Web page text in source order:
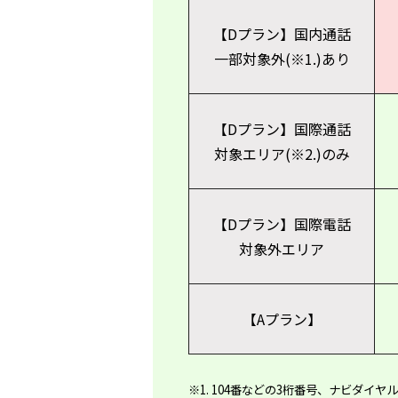
【Dプラン】 国内通話
一部対象外(※1.)あり
【Dプラン】 国際通話
対象エリア(※2.)のみ
【Dプラン】 国際電話
対象外エリア
【Aプラン】
※1. 104番などの3桁番号、ナビダイヤ